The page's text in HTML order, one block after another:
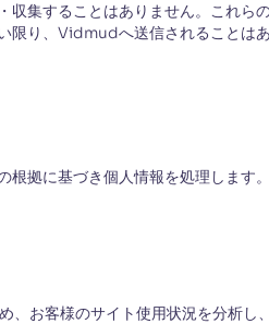
集することはありません。これら
限り、Vidmudへ送信されることはあ
拠に基づき個人情報を処理します。
、お客様のサイト使用状況を分析し